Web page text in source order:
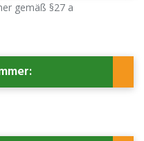
gemäß §27 a